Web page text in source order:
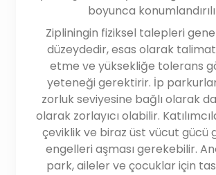
boyunca
Zipliningin fiziksel talepleri
düzeydedir, esas olarak
etme ve yüksekliğe tolerans
yeteneği gerektirir. İp
zorluk seviyesine bağlı olarak
olarak zorlayıcı olabilir.
çeviklik ve biraz üst vücut gücü
engelleri aşması gerekebilir.
park, aileler ve çocuklar için